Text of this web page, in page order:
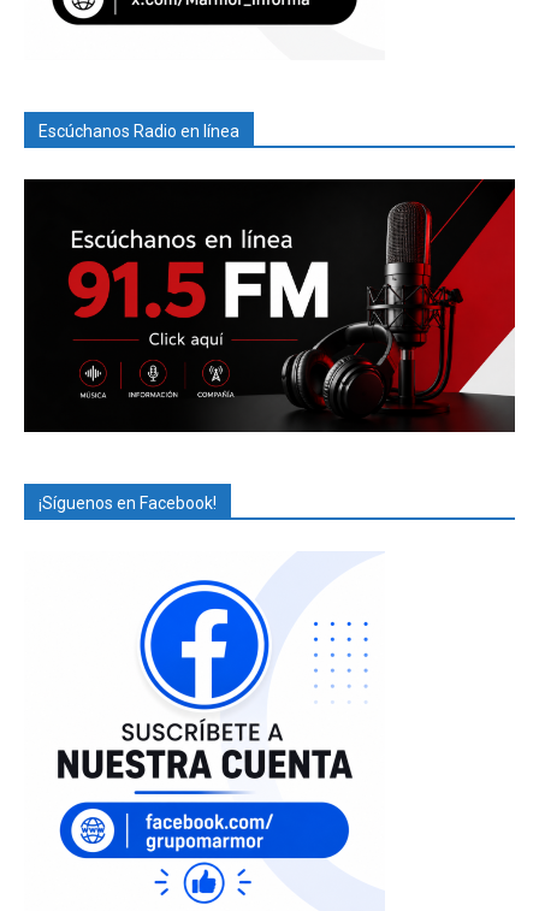
Escúchanos Radio en línea
¡Síguenos en Facebook!